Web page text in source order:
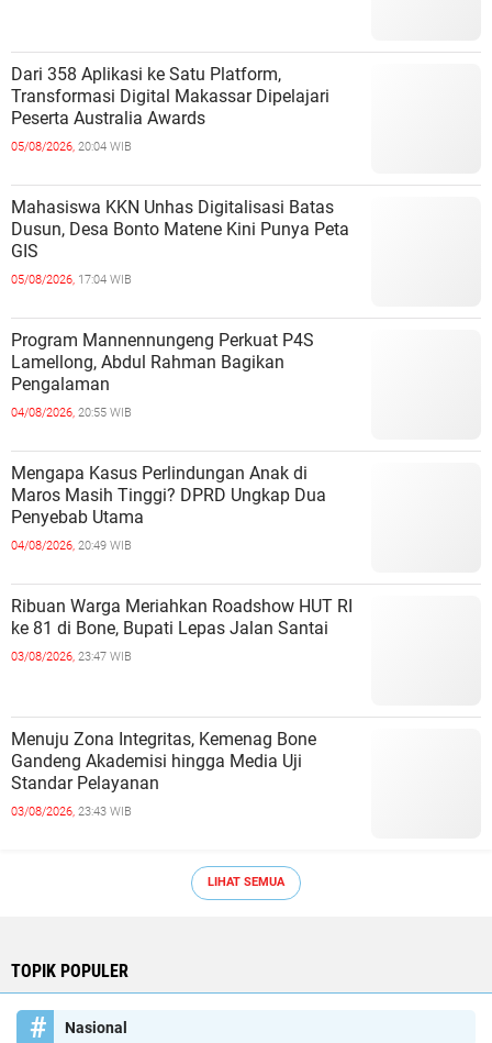
Dari 358 Aplikasi ke Satu Platform,
Transformasi Digital Makassar Dipelajari
Peserta Australia Awards
05/08/2026, 20:04 WIB
Mahasiswa KKN Unhas Digitalisasi Batas
Dusun, Desa Bonto Matene Kini Punya Peta
GIS
05/08/2026, 17:04 WIB
Program Mannennungeng Perkuat P4S
Lamellong, Abdul Rahman Bagikan
Pengalaman
04/08/2026, 20:55 WIB
Mengapa Kasus Perlindungan Anak di
Maros Masih Tinggi? DPRD Ungkap Dua
Penyebab Utama
04/08/2026, 20:49 WIB
Ribuan Warga Meriahkan Roadshow HUT RI
ke 81 di Bone, Bupati Lepas Jalan Santai
03/08/2026, 23:47 WIB
Menuju Zona Integritas, Kemenag Bone
Gandeng Akademisi hingga Media Uji
Standar Pelayanan
03/08/2026, 23:43 WIB
LIHAT SEMUA
TOPIK POPULER
Nasional